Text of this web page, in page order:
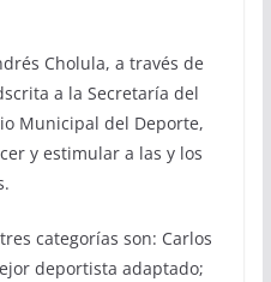
Cholula, a través de
a la Secretaría del
Municipal del Deporte,
y estimular a las y los
categorías son: Carlos
deportista adaptado;